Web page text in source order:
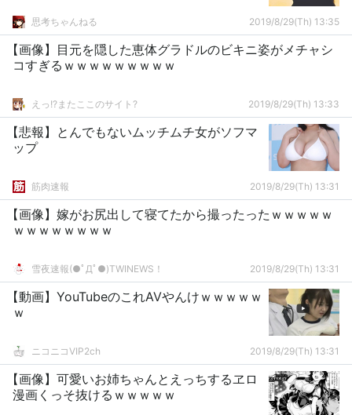
思考ちゃんねる 2019/8/29(Th) 13:35
【画像】目元を隠した恵体グラドルのビキニ姿がメチャシ
コすぎるｗｗｗｗｗｗｗｗｗ
えっ!?またここのサイト? 2019/8/29(Th) 13:33
【悲報】とんでもないムッチムチ女がソフマ
ップ
筋肉速報 2019/8/29(Th) 13:31
【画像】嫁がお尻出して寝てたから撮ったったｗｗｗｗｗ
ｗｗｗｗｗｗｗｗ
雪夜速報(●ﾟДﾟ●)TWINEWS！ 2019/8/29(Th) 13:31
【動画】YouTubeのこれAVやんけｗｗｗｗｗ
ｗ
ニコニコVIP2ch 2019/8/29(Th) 13:31
【画像】可愛いお姉ちゃんとえっちするヱロ
漫画くっそ抜けるｗｗｗｗｗ